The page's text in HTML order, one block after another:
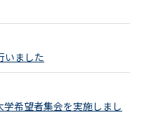
いました
希望者集会を実施しまし